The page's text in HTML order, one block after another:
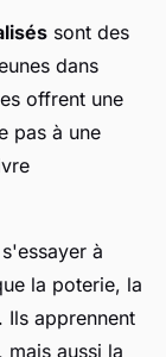
sont des
dans
offrent une
pas à une
à
la poterie, la
apprennent
mais aussi la